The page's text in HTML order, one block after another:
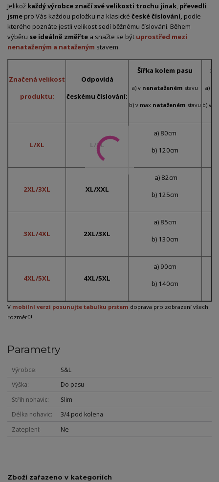
Jelikož každý výrobce značí své velikosti trochu jinak převedli
jsme pro Vás každou položku na klasické české číslování, podle
kterého poznáte jestli velikost sedí běžnému číslování. Během
výběru se ideálně změřte a snažte se být uprostřed mezi
nenataženým a nataženým stavem.
Značená velikost
produktu:
Odpovídá
českému číslování:
Šířka kolem pasu
a) v nenataženém stavu
b) v max nataženém stavu
a) v
b) v
L/XL L/XL
a) 80cm
b) 120cm
2XL/3XL XL/XXL
a) 82cm
b) 125cm
3XL/4XL 2XL/3XL
a) 85cm
b) 130cm
4XL/5XL 4XL/5XL
a) 90cm
b) 140cm
V mobilní verzi posunujte tabulku prstem doprava pro zobrazení všech
rozměrů!
Parametry
Výrobce
S&L
Výška
Do pasu
Střih nohavic
Slim
Délka nohavic
3/4 pod kolena
Zateplení
Ne
Zboží zařazeno v kategoriích